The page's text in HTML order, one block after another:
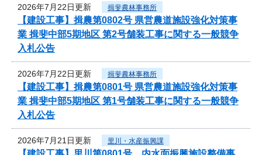
2026年7月22日更新 揖斐農林事務所
【建設工事】揖農第0802号 県営農道施設強化対策事
業 揖斐中部5期地区 第2号舗装工事に関する一般競争
入札公告
2026年7月22日更新 揖斐農林事務所
【建設工事】揖農第0801号 県営農道施設強化対策事
業 揖斐中部5期地区 第1号舗装工事に関する一般競争
入札公告
2026年7月21日更新 里川・水産振興課